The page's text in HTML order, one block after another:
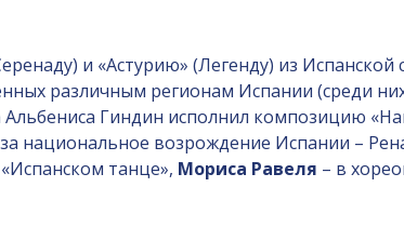
и «Астурию» (Легенду) из Испанской
различным регионам Испании (среди
Альбениса Гиндин исполнил композицию
национальное возрождение Испании –
танце», Мориса Равеля – в